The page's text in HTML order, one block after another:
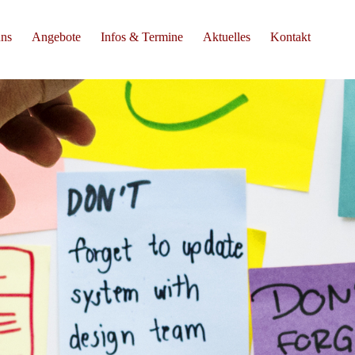
Angebote Infos & Termine Aktuelles Kontakt